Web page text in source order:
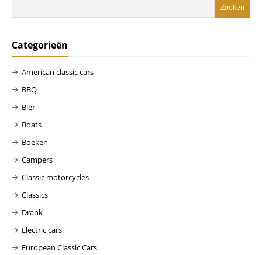
Categorieën
American classic cars
BBQ
Bier
Boats
Boeken
Campers
Classic motorcycles
Classics
Drank
Electric cars
European Classic Cars